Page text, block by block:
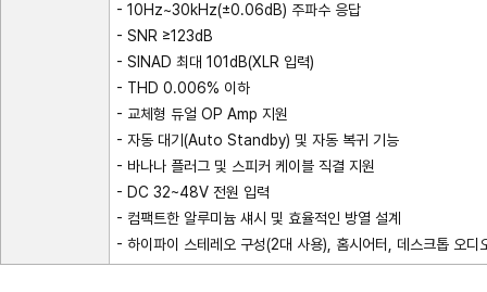
- 10Hz~30kHz(±0.06dB) 주파수 응답
- SNR ≥123dB
- SINAD 최대 101dB(XLR 입력)
- THD 0.006% 이하
- 교체형 듀얼 OP Amp 지원
- 자동 대기(Auto Standby) 및 자동 복귀 기능
- 바나나 플러그 및 스피커 케이블 직결 지원
- DC 32~48V 전원 입력
- 컴팩트한 알루미늄 섀시 및 효율적인 방열 설계
- 하이파이 스테레오 구성(2대 사용), 홈시어터, 데스크톱 오디